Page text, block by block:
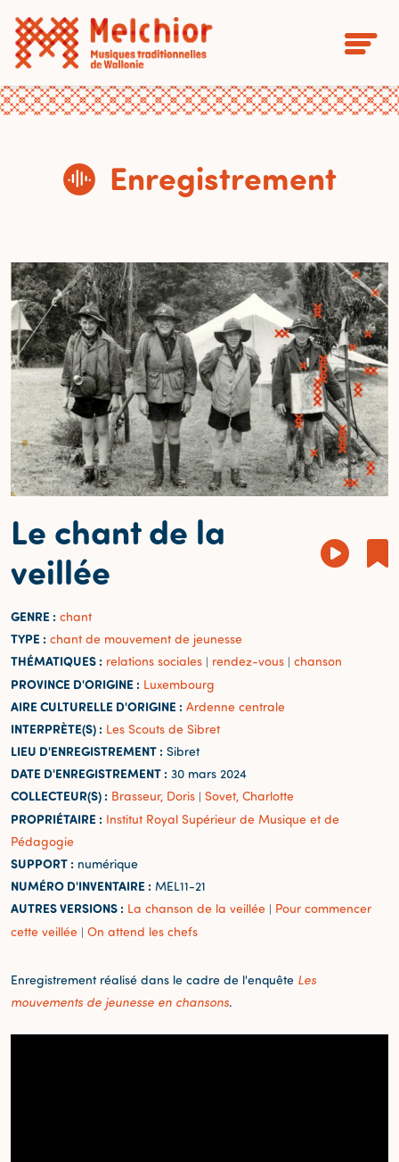
Enregistrement
Le chant de la
veillée
GENRE : chant
TYPE : chant de mouvement de jeunesse
THÉMATIQUES : relations sociales | rendez-vous | chanson
PROVINCE D'ORIGINE : Luxembourg
AIRE CULTURELLE D'ORIGINE : Ardenne centrale
INTERPRÈTE(S) : Les Scouts de Sibret
LIEU D'ENREGISTREMENT : Sibret
DATE D'ENREGISTREMENT : 30 mars 2024
COLLECTEUR(S) : Brasseur, Doris | Sovet, Charlotte
PROPRIÉTAIRE : Institut Royal Supérieur de Musique et de
Pédagogie
SUPPORT : numérique
NUMÉRO D'INVENTAIRE : MEL11-21
AUTRES VERSIONS : La chanson de la veillée | Pour commencer
cette veillée | On attend les chefs
Enregistrement réalisé dans le cadre de l'enquête Les
mouvements de jeunesse en chansons.